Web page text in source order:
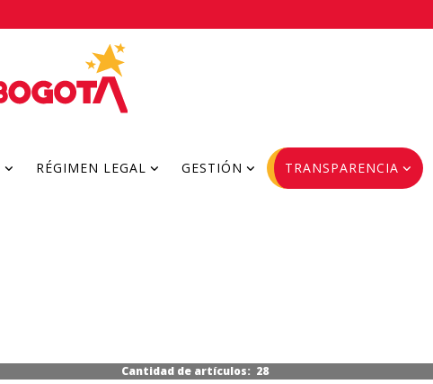
RÉGIMEN LEGAL GESTIÓN TRANSPARENCIA
Cantidad de artículos: 28